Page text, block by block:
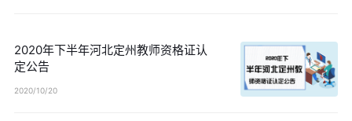
2020年下半年河北定州教师资格证认
定公告
2020/10/20